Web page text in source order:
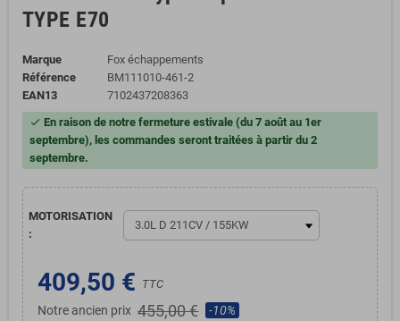
TYPE E70
Marque
Fox échappements
Référence
BM111010-461-2
EAN13
7102437208363
check En raison de notre fermeture estivale (du 7 août au 1er
septembre), les commandes seront traitées à partir du 2
septembre.
MOTORISATION
:
409,50 € TTC
Notre ancien prix 455,00 € -10%